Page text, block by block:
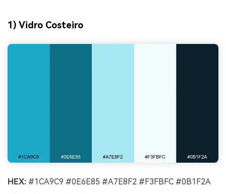
1) Vidro Costeiro
HEX: #1CA9C9 #0E6E85 #A7E8F2 #F3FBFC #0B1F2A